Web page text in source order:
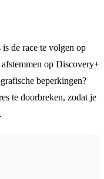
de race te volgen op
op Discovery+
beperkingen?
te doorbreken, zodat je